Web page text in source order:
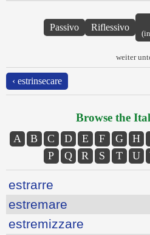
Passivo Riflessivo
weiter
‹ estrinsecare
Browse the
A B C D E F G H
P
Q R S T U
estrarre
estremare
estremizzare